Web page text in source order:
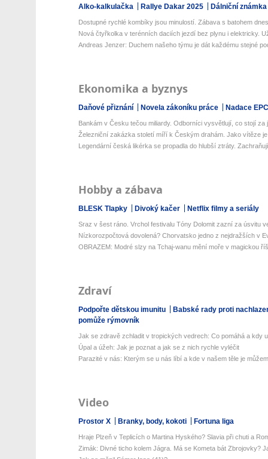
Alko-kalkulačka Rallye Dakar 2025 Dálniční známka
Dostupné rychlé kombíky jsou minulostí. Zábava s batohem
Nová čtyřkolka v terénních daciích jezdí bez plynu i elektricky.
Andreas Jenzer: Duchem našeho týmu je dát každému stejné
Ekonomika a byznys
Daňové přiznání Novela zákoníku práce Nadace
Bankám v Česku tečou miliardy. Odborníci vysvětlují, co stojí za
Železniční zakázka století míří k Českým drahám. Jako vítěze
Legendární česká likérka se propadla do hlubší ztráty.
Hobby a zábava
BLESK Tlapky Divoký kačer Netflix filmy a seriály
Sraz v šest ráno. Vrchol festivalu Tóny Dolomit zazní za úsvitu
Nízkorozpočtová dovolená? Chorvatsko jedno z nejdražších v
OBRAZEM: Modré slzy na Tchaj-wanu mění moře v magickou
Zdraví
Podpořte dětskou imunitu
Babské rady proti
pomůže rýmovník
Jak se zdravě zchladit v tropických vedrech: Co pomáhá a kdy
Úpal a úžeh: Jak je poznat a jak se z nich rychle vyléčit
Parazité v nás: Kterým se u nás líbí a kde v našem těle je
Video
Prostor X Branky, body, kokoti Fortuna liga
Hraje Plzeň v Teplicích o Martina Hyského? Slavia při chuti a
Zimák: Divné ticho kolem Jágra. Má se Kometa bát Zbrojovky?